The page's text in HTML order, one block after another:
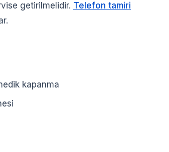
getirilmelidir. Telefon tamiri
kapanma